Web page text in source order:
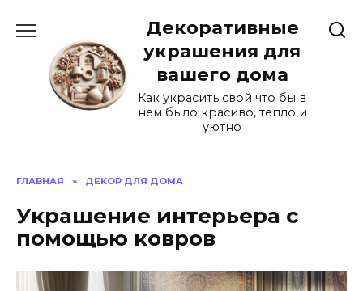
содержанию
Декоративные
украшения для
вашего дома
Как украсить свой что бы в
нем было красиво, тепло и
уютно
ГЛАВНАЯ » ДЕКОР ДЛЯ ДОМА
Украшение интерьера с
помощью ковров